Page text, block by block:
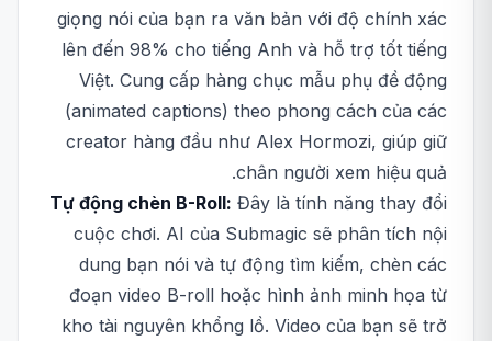
giọng nói của bạn ra văn bản với độ chính xác
lên đến 98% cho tiếng Anh và hỗ trợ tốt tiếng
Việt. Cung cấp hàng chục mẫu phụ đề động
(animated captions) theo phong cách của các
creator hàng đầu như Alex Hormozi, giúp giữ
chân người xem hiệu quả.
Tự động chèn B-Roll: Đây là tính năng thay đổi
cuộc chơi. AI của Submagic sẽ phân tích nội
dung bạn nói và tự động tìm kiếm, chèn các
đoạn video B-roll hoặc hình ảnh minh họa từ
kho tài nguyên khổng lồ. Video của bạn sẽ trở